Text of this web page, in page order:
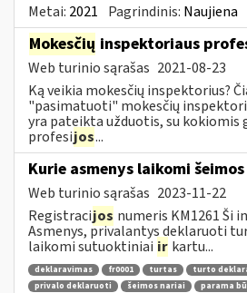
Metai: 2021 Pagrindinis: Naujiena
Mokesčių inspektoriaus
Web turinio sąrašas 2021-08-23
Ką veikia mokesčių inspektorius?
"pasimatuoti" mokesčių
yra pateikta užduotis, su kokiomis
profesijos...
Kurie asmenys laikomi
Web turinio sąrašas 2023-11-22
Registracijos numeris KM1261 Ši
Asmenys, privalantys deklaruoti
laikomi sutuoktiniai ir kartu...
deklaravimas fr0001 turtas turto
privalo deklaruoti
šeimos nariai parama